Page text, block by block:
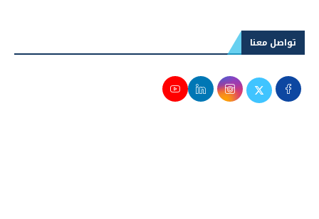
تواصل معنا